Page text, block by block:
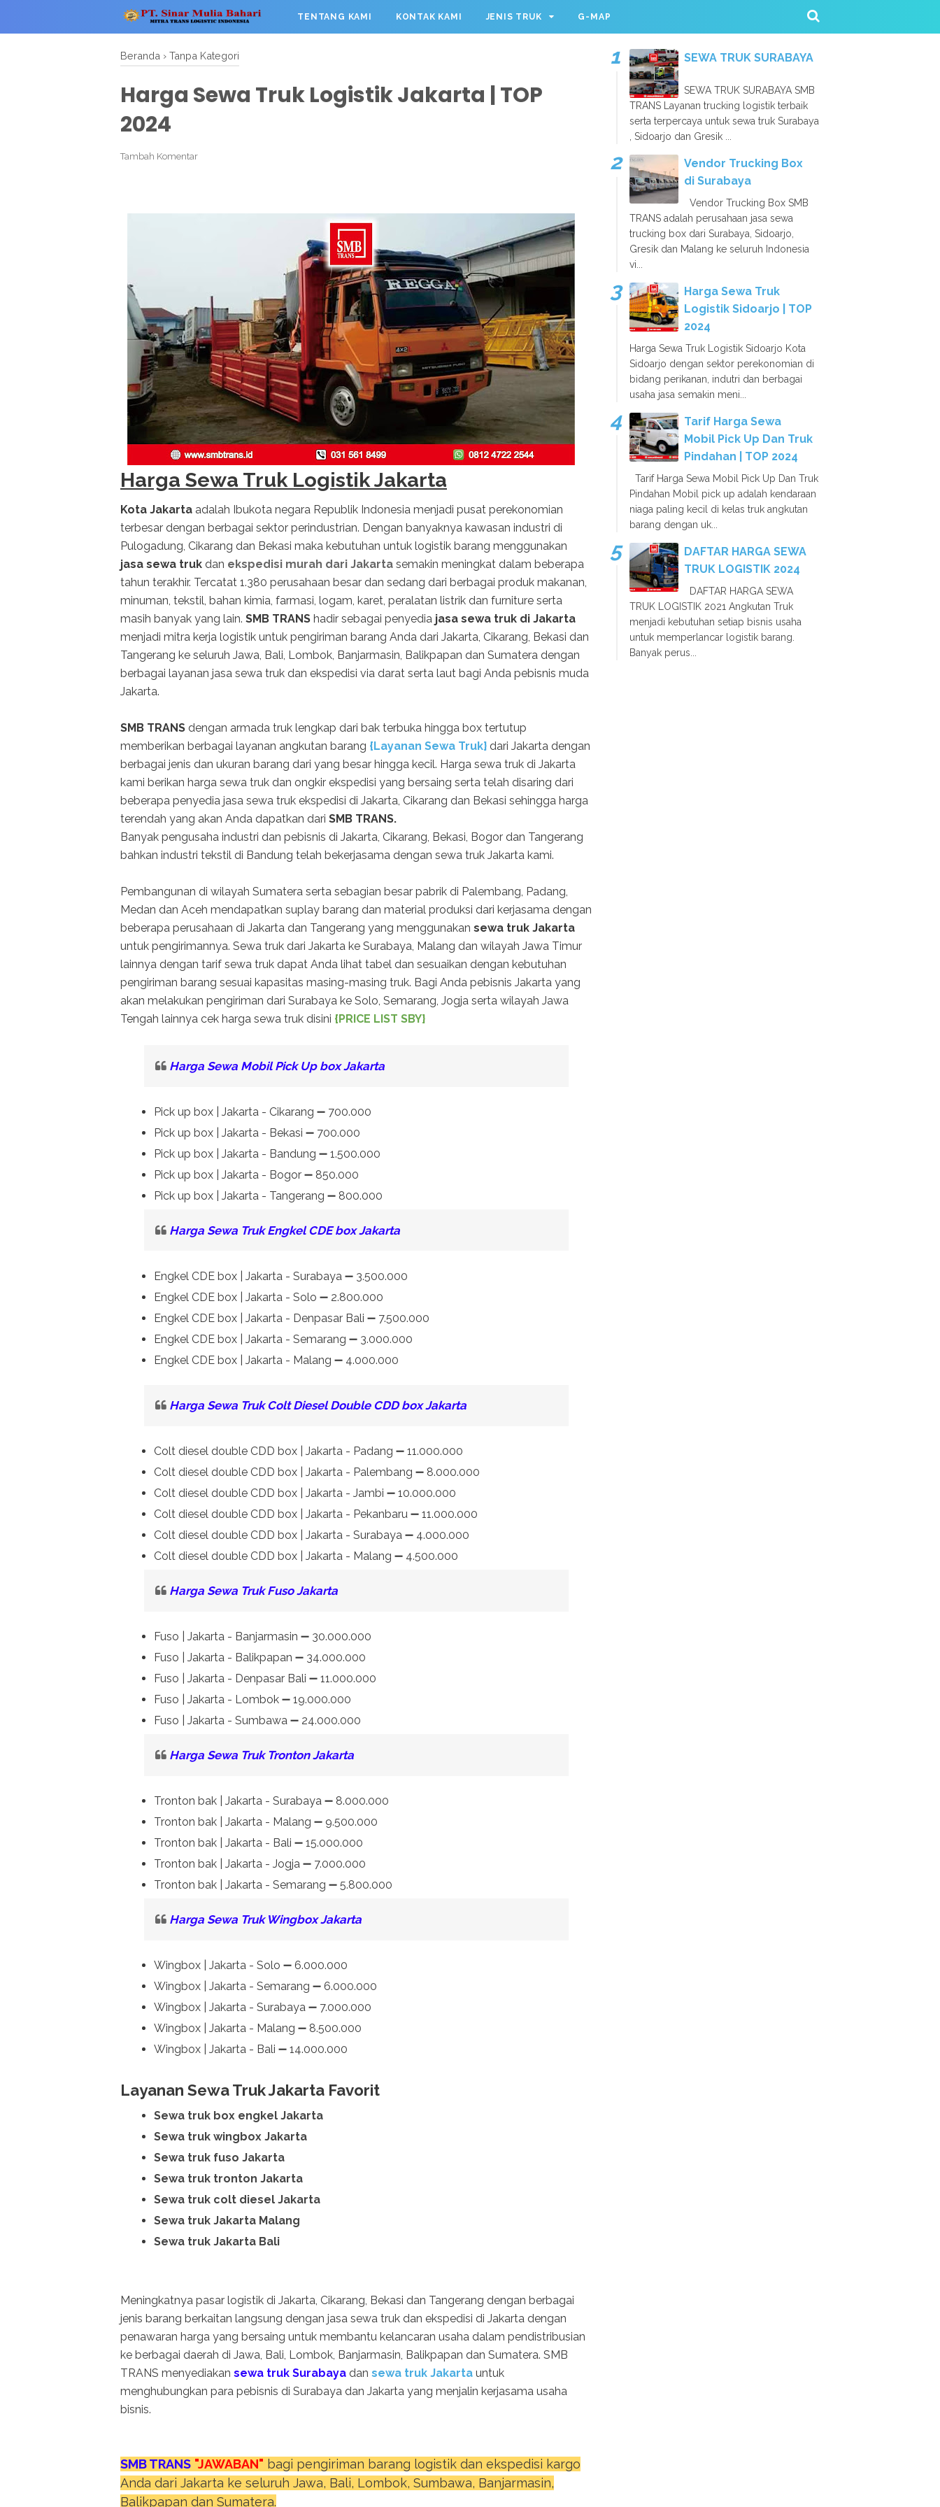
TENTANG KAMI KONTAK KAMI JENIS TRUK G-MAP
Beranda › Tanpa Kategori
Harga Sewa Truk Logistik Jakarta | TOP
2024
Tambah Komentar
Harga Sewa Truk Logistik Jakarta
Kota Jakarta adalah Ibukota negara Republik Indonesia menjadi pusat perekonomian
terbesar dengan berbagai sektor perindustrian. Dengan banyaknya kawasan industri di
Pulogadung, Cikarang dan Bekasi maka kebutuhan untuk logistik barang menggunakan
jasa sewa truk dan ekspedisi murah dari Jakarta semakin meningkat dalam beberapa
tahun terakhir. Tercatat 1.380 perusahaan besar dan sedang dari berbagai produk makanan,
minuman, tekstil, bahan kimia, farmasi, logam, karet, peralatan listrik dan furniture serta
masih banyak yang lain. SMB TRANS hadir sebagai penyedia jasa sewa truk di Jakarta
menjadi mitra kerja logistik untuk pengiriman barang Anda dari Jakarta, Cikarang, Bekasi dan
Tangerang ke seluruh Jawa, Bali, Lombok, Banjarmasin, Balikpapan dan Sumatera dengan
berbagai layanan jasa sewa truk dan ekspedisi via darat serta laut bagi Anda pebisnis muda
Jakarta.
SMB TRANS dengan armada truk lengkap dari bak terbuka hingga box tertutup
memberikan berbagai layanan angkutan barang {Layanan Sewa Truk} dari Jakarta dengan
berbagai jenis dan ukuran barang dari yang besar hingga kecil. Harga sewa truk di Jakarta
kami berikan harga sewa truk dan ongkir ekspedisi yang bersaing serta telah disaring dari
beberapa penyedia jasa sewa truk ekspedisi di Jakarta, Cikarang dan Bekasi sehingga harga
terendah yang akan Anda dapatkan dari SMB TRANS.
Banyak pengusaha industri dan pebisnis di Jakarta, Cikarang, Bekasi, Bogor dan Tangerang
bahkan industri tekstil di Bandung telah bekerjasama dengan sewa truk Jakarta kami.
Pembangunan di wilayah Sumatera serta sebagian besar pabrik di Palembang, Padang,
Medan dan Aceh mendapatkan suplay barang dan material produksi dari kerjasama dengan
beberapa perusahaan di Jakarta dan Tangerang yang menggunakan sewa truk Jakarta
untuk pengirimannya. Sewa truk dari Jakarta ke Surabaya, Malang dan wilayah Jawa Timur
lainnya dengan tarif sewa truk dapat Anda lihat tabel dan sesuaikan dengan kebutuhan
pengiriman barang sesuai kapasitas masing-masing truk. Bagi Anda pebisnis Jakarta yang
akan melakukan pengiriman dari Surabaya ke Solo, Semarang, Jogja serta wilayah Jawa
Tengah lainnya cek harga sewa truk disini {PRICE LIST SBY}
Harga Sewa Mobil Pick Up box Jakarta
Pick up box | Jakarta - Cikarang ➖ 700.000
Pick up box | Jakarta - Bekasi ➖ 700.000
Pick up box | Jakarta - Bandung ➖ 1.500.000
Pick up box | Jakarta - Bogor ➖ 850.000
Pick up box | Jakarta - Tangerang ➖ 800.000
Harga Sewa Truk Engkel CDE boxJakarta
Engkel CDE box | Jakarta - Surabaya ➖ 3.500.000
Engkel CDE box | Jakarta - Solo ➖ 2.800.000
Engkel CDE box | Jakarta - Denpasar Bali ➖ 7.500.000
Engkel CDE box | Jakarta - Semarang ➖ 3.000.000
Engkel CDE box | Jakarta - Malang ➖ 4.000.000
Harga Sewa Truk Colt Diesel Double CDD boxJakarta
Colt diesel double CDD box | Jakarta - Padang ➖ 11.000.000
Colt diesel double CDD box | Jakarta - Palembang ➖ 8.000.000
Colt diesel double CDD box | Jakarta - Jambi ➖ 10.000.000
Colt diesel double CDD box | Jakarta - Pekanbaru ➖ 11.000.000
Colt diesel double CDD box | Jakarta - Surabaya ➖ 4.000.000
Colt diesel double CDD box | Jakarta - Malang ➖ 4.500.000
Harga Sewa Truk FusoJakarta
Fuso | Jakarta - Banjarmasin ➖ 30.000.000
Fuso | Jakarta - Balikpapan ➖ 34.000.000
Fuso | Jakarta - Denpasar Bali ➖ 11.000.000
Fuso | Jakarta - Lombok ➖ 19.000.000
Fuso | Jakarta - Sumbawa ➖ 24.000.000
Harga Sewa Truk Tronton Jakarta
Tronton bak | Jakarta - Surabaya ➖ 8.000.000
Tronton bak | Jakarta - Malang ➖ 9.500.000
Tronton bak | Jakarta - Bali ➖ 15.000.000
Tronton bak | Jakarta - Jogja ➖ 7.000.000
Tronton bak | Jakarta - Semarang ➖ 5.800.000
Harga Sewa Truk Wingbox Jakarta
Wingbox | Jakarta - Solo ➖ 6.000.000
Wingbox | Jakarta - Semarang ➖ 6.000.000
Wingbox | Jakarta - Surabaya ➖ 7.000.000
Wingbox | Jakarta - Malang ➖ 8.500.000
Wingbox | Jakarta - Bali ➖ 14.000.000
Layanan Sewa Truk Jakarta Favorit
Sewa truk box engkel Jakarta
Sewa truk wingbox Jakarta
Sewa truk fuso Jakarta
Sewa truk tronton Jakarta
Sewa truk colt diesel Jakarta
Sewa truk Jakarta Malang
Sewa truk Jakarta Bali
Meningkatnya pasar logistik di Jakarta, Cikarang, Bekasi dan Tangerang dengan berbagai
jenis barang berkaitan langsung dengan jasa sewa truk dan ekspedisi di Jakarta dengan
penawaran harga yang bersaing untuk membantu kelancaran usaha dalam pendistribusian
ke berbagai daerah di Jawa, Bali, Lombok, Banjarmasin, Balikpapan dan Sumatera. SMB
TRANS menyediakan sewa truk Surabaya dan sewa truk Jakarta untuk
menghubungkan para pebisnis di Surabaya dan Jakarta yang menjalin kerjasama usaha
bisnis.
SMB TRANS "JAWABAN" bagi pengiriman barang logistik dan ekspedisi kargo
Anda dari Jakarta ke seluruh Jawa, Bali, Lombok, Sumbawa, Banjarmasin,
Balikpapan dan Sumatera.
SEWA TRUK SURABAYA
SEWA TRUK SURABAYA SMB
TRANS Layanan trucking logistik terbaik
serta terpercaya untuk sewa truk Surabaya
, Sidoarjo dan Gresik ...
Vendor Trucking Box
di Surabaya
Vendor Trucking Box SMB
TRANS adalah perusahaan jasa sewa
trucking box dari Surabaya, Sidoarjo,
Gresik dan Malang ke seluruh Indonesia
vi...
Harga Sewa Truk
Logistik Sidoarjo | TOP
2024
Harga Sewa Truk Logistik Sidoarjo Kota
Sidoarjo dengan sektor perekonomian di
bidang perikanan, indutri dan berbagai
usaha jasa semakin meni...
Tarif Harga Sewa
Mobil Pick Up Dan Truk
Pindahan | TOP 2024
Tarif Harga Sewa Mobil Pick Up Dan Truk
Pindahan Mobil pick up adalah kendaraan
niaga paling kecil di kelas truk angkutan
barang dengan uk...
DAFTAR HARGA SEWA
TRUK LOGISTIK 2024
DAFTAR HARGA SEWA
TRUK LOGISTIK 2021 Angkutan Truk
menjadi kebutuhan setiap bisnis usaha
untuk memperlancar logistik barang.
Banyak perus...